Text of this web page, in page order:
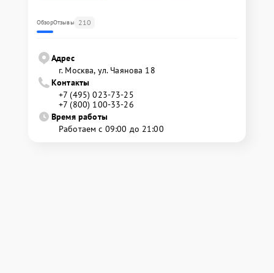
ОбзорОтзывы 210
Адрес
г. Москва, ул. Чаянова 18
Контакты
+7 (495) 023-73-25
+7 (800) 100-33-26
Время работы
Работаем с 09:00 до 21:00